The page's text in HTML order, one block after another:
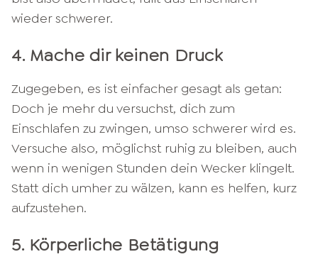
wieder schwerer.
4. Mache dir keinen Druck
Zugegeben, es ist einfacher gesagt als getan:
Doch je mehr du versuchst, dich zum
Einschlafen zu zwingen, umso schwerer wird es.
Versuche also, möglichst ruhig zu bleiben, auch
wenn in wenigen Stunden dein Wecker klingelt.
Statt dich umher zu wälzen, kann es helfen, kurz
aufzustehen.
5. Körperliche Betätigung